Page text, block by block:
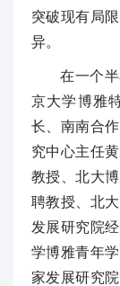
突破现有局
异。
在一个
京大学博雅
长、南南合
究中心主任
教授、北大
聘教授、北
发展研究院
学博雅青年
家发展研究